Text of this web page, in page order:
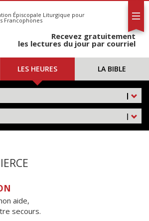
Épiscopale Liturgique pour
Francophones
Recevez gratuitement
les lectures du jour par courriel
LES HEURES LA BIBLE
|
|
aide,
secours.